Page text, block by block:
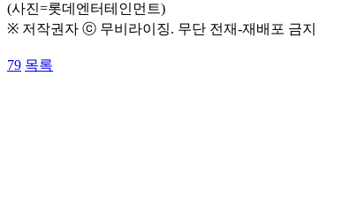
(사진=롯데엔터테인먼트)
※ 저작권자 ⓒ 무비라이징. 무단 전재-재배포 금지
79 목록